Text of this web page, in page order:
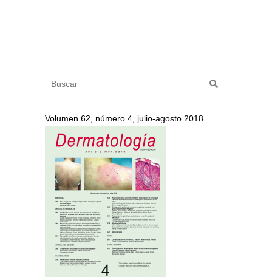
Volumen 62, número 4, julio-agosto 2018